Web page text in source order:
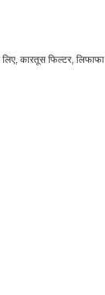
कारतूस फिल्टर, लिफाफा